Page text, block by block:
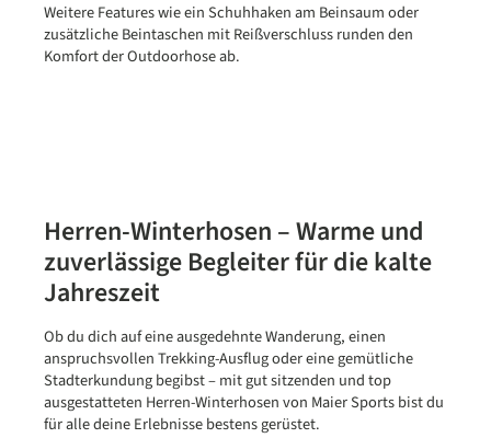
Weitere Features wie ein Schuhhaken am Beinsaum oder
zusätzliche Beintaschen mit Reißverschluss runden den
Komfort der Outdoorhose ab.
Herren-Winterhosen – Warme und
zuverlässige Begleiter für die kalte
Jahreszeit
Ob du dich auf eine ausgedehnte Wanderung, einen
anspruchsvollen Trekking-Ausflug oder eine gemütliche
Stadterkundung begibst – mit gut sitzenden und top
ausgestatteten Herren-Winterhosen von Maier Sports bist du
für alle deine Erlebnisse bestens gerüstet.